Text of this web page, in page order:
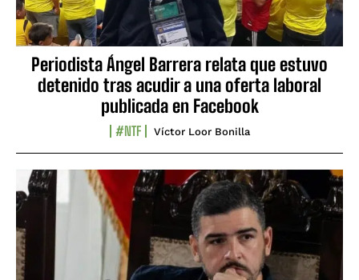
Periodista Ángel Barrera relata que estuvo
detenido tras acudir a una oferta laboral
publicada en Facebook
#NTF Víctor Loor Bonilla